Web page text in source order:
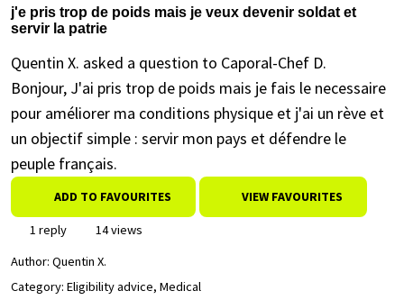
j'e pris trop de poids mais je veux devenir soldat et
servir la patrie
Quentin X. asked a question to Caporal-Chef D.
Bonjour, J'ai pris trop de poids mais je fais le necessaire
pour améliorer ma conditions physique et j'ai un rève et
un objectif simple : servir mon pays et défendre le
peuple français.
ADD TO FAVOURITES VIEW FAVOURITES
1 reply
14 views
Author: Quentin X.
Category: Eligibility advice, Medical